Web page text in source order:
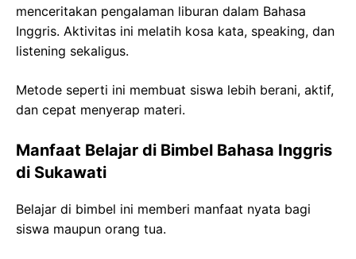
menceritakan pengalaman liburan dalam Bahasa
Inggris. Aktivitas ini melatih kosa kata, speaking, dan
listening sekaligus.
Metode seperti ini membuat siswa lebih berani, aktif,
dan cepat menyerap materi.
Manfaat Belajar di Bimbel Bahasa Inggris
di Sukawati
Belajar di bimbel ini memberi manfaat nyata bagi
siswa maupun orang tua.